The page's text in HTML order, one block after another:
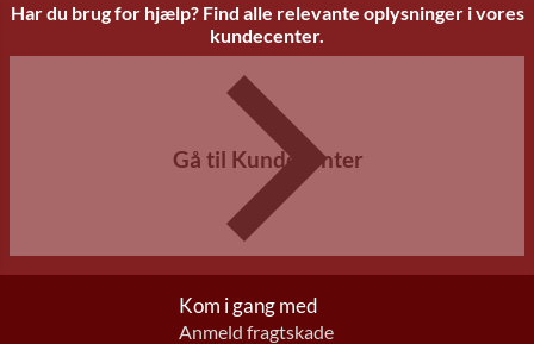
Har du brug for hjælp? Find alle relevante oplysninger i vores
kundecenter.
Gå til Kundecenter
Kom i gang med
Anmeld fragtskade